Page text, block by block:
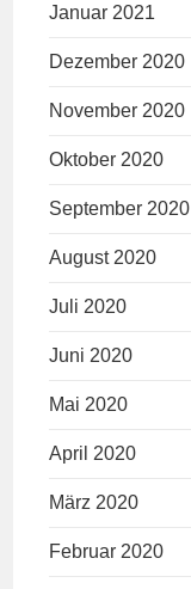
Januar 2021
Dezember 2020
November 2020
Oktober 2020
September 2020
August 2020
Juli 2020
Juni 2020
Mai 2020
April 2020
März 2020
Februar 2020